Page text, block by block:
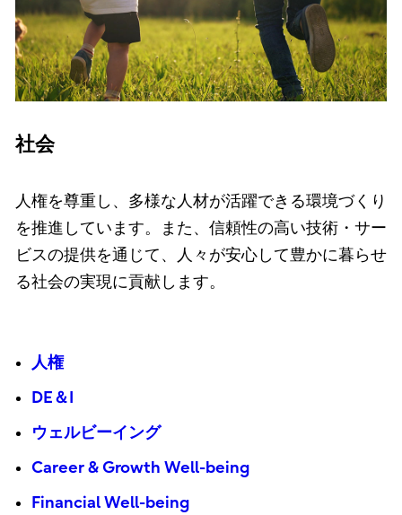
社会
人権を尊重し、多様な人材が活躍できる環境づくり
を推進しています。また、信頼性の高い技術・サー
ビスの提供を通じて、人々が安心して豊かに暮らせ
る社会の実現に貢献します。
人権
DE＆I
ウェルビーイング
Career & Growth Well-being
Financial Well-being